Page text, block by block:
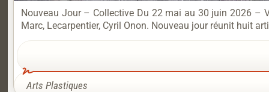
Nouveau Jour – Collective Du 22 mai au 30 juin 2026 –
Marc, Lecarpentier, Cyril Onon. Nouveau jour réunit huit
Arts Plastiques